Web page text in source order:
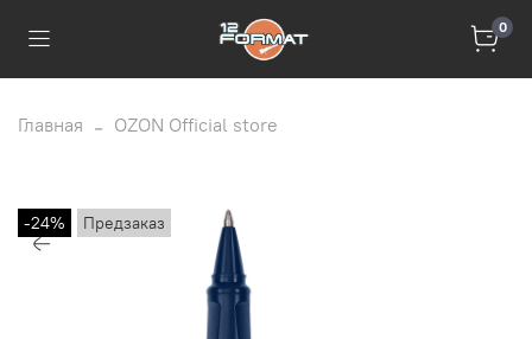
0
Главная OZON Official store
-24% Предзаказ